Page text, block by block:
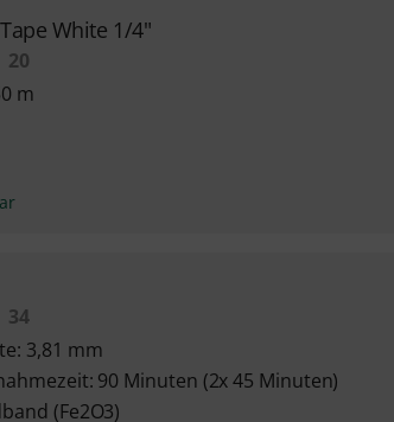
White 1/4"
20
m
34
3,81 mm
90 Minuten (2x 45 Minuten)
(Fe2O3)